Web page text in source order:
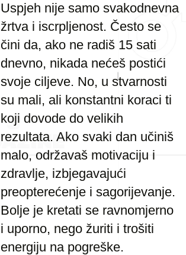
Uspjeh nije samo svakodnevna
žrtva i iscrpljenost. Često se
čini da, ako ne radiš 15 sati
dnevno, nikada nećeš postići
svoje ciljeve. No, u stvarnosti
su mali, ali konstantni koraci ti
koji dovode do velikih
rezultata. Ako svaki dan učiniš
malo, održavaš motivaciju i
zdravlje, izbjegavajući
preopterećenje i sagorijevanje.
Bolje je kretati se ravnomjerno
i uporno, nego žuriti i trošiti
energiju na pogreške.